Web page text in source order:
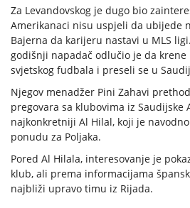
Za Levandovskog je dugo bio
Amerikanaci nisu uspjeli da ubijede
Bajerna da karijeru nastavi u MLS
godišnji napadač odlučio je da
svjetskog fudbala i preseli se u
Njegov menadžer Pini Zahavi
pregovara sa klubovima iz
najkonkretniji Al Hilal, koji je
ponudu za Poljaka.
Pored Al Hilala, interesovanje je
klub, ali prema informacijama
najbliži upravo timu iz Rijada.